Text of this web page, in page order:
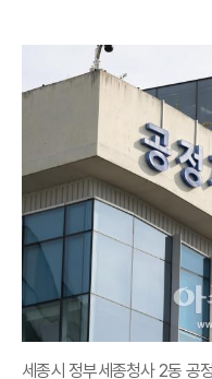
세종시 정부세종청사 2동 공